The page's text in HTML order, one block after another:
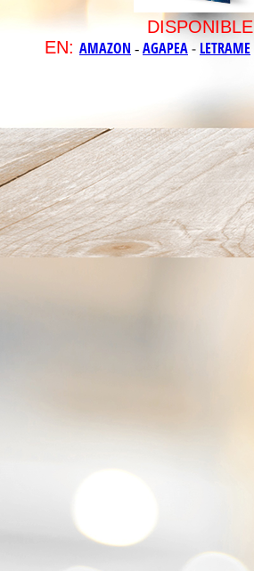
DISPONIBLE
EN: AMAZON - AGAPEA- LETRAME